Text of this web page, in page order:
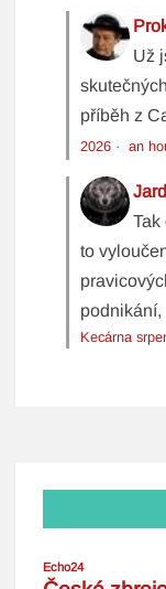
Už
příběh z
2026 ·an
Tak
to
podnikání,
Kecárna